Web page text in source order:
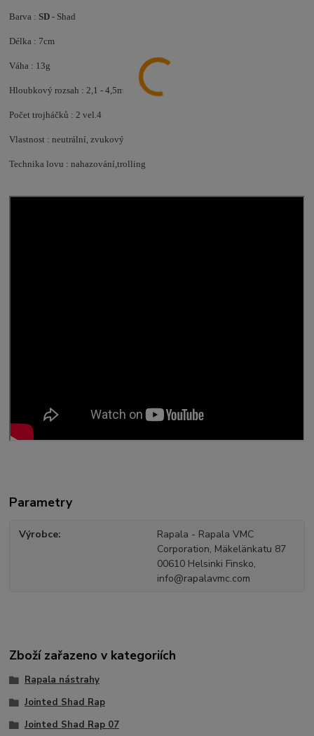
Barva :SD - Shad
Délka : 7cm
Váha : 13g
Hloubkový rozsah : 2,1 - 4,5m
Počet trojháčků : 2 vel.4
Vlastnost : neutrální, zvukový
Technika lovu : nahazování,trolling
Parametry
Výrobce
Rapala - Rapala VMC
Corporation, Mäkelänkatu 87
00610 Helsinki Finsko,
info@rapalavmc.com
Zboží zařazeno v kategoriích
Rapala nástrahy
Jointed Shad Rap
Jointed Shad Rap 07